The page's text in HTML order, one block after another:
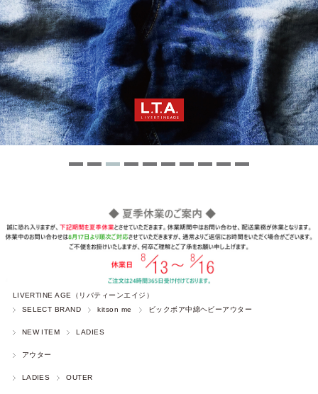
LIVERTINE AGE（リバティーンエイジ）
SELECT BRAND
kitson me ビックボア中綿ヘビーアウター
NEW ITEM LADIES
アウター
LADIES OUTER